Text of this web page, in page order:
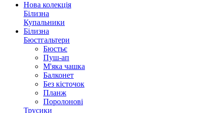
Нова колекція
Білизна
Купальники
Білизна
Бюстгальтери
Бюстьє
Пуш-ап
М'яка чашка
Балконет
Без кісточок
Планж
Поролонові
Трусики